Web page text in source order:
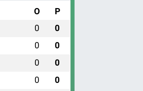
O P
0 0
0 0
0 0
0 0